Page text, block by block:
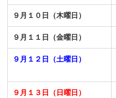
９月１０日（木曜日）
９月１１日（金曜日）
９月１２日（土曜日）
９月１３日（日曜日）